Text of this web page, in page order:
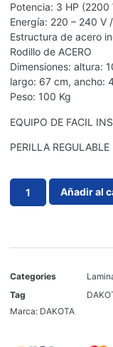
Potencia: 3 HP (2200
Energía: 220 – 240 V
Estructura de acero
Rodillo de ACERO
Dimensiones: altura:
largo: 67 cm, ancho:
Peso: 100 Kg
EQUIPO DE FACIL
PERILLA
Añadir al
Categories
Tag
Marca: DAKOTA